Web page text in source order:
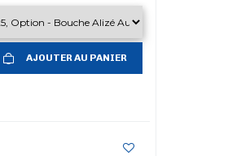
AJOUTER AU PANIER